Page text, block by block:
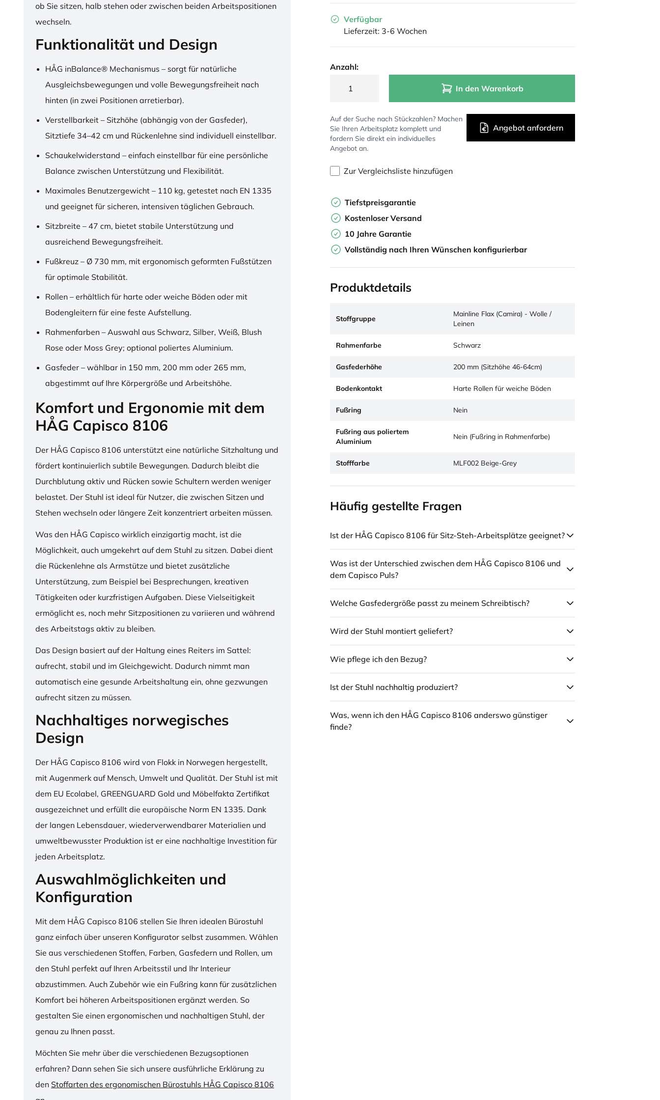
ob Sie sitzen, halb stehen oder zwischen beiden Arbeitspositionen
wechseln.
Funktionalität und Design
HÅG inBalance® Mechanismus – sorgt für natürliche
Ausgleichsbewegungen und volle Bewegungsfreiheit nach
hinten (in zwei Positionen arretierbar).
Verstellbarkeit – Sitzhöhe (abhängig von der Gasfeder),
Sitztiefe 34–42 cm und Rückenlehne sind individuell einstellbar.
Schaukelwiderstand – einfach einstellbar für eine persönliche
Balance zwischen Unterstützung und Flexibilität.
Maximales Benutzergewicht – 110 kg, getestet nach EN 1335
und geeignet für sicheren, intensiven täglichen Gebrauch.
Sitzbreite – 47 cm, bietet stabile Unterstützung und
ausreichend Bewegungsfreiheit.
Fußkreuz – Ø 730 mm, mit ergonomisch geformten Fußstützen
für optimale Stabilität.
Rollen – erhältlich für harte oder weiche Böden oder mit
Bodengleitern für eine feste Aufstellung.
Rahmenfarben – Auswahl aus Schwarz, Silber, Weiß, Blush
Rose oder Moss Grey; optional poliertes Aluminium.
Gasfeder – wählbar in 150 mm, 200 mm oder 265 mm,
abgestimmt auf Ihre Körpergröße und Arbeitshöhe.
Komfort und Ergonomie mit dem
HÅG Capisco 8106
Der HÅG Capisco 8106 unterstützt eine natürliche Sitzhaltung und
fördert kontinuierlich subtile Bewegungen. Dadurch bleibt die
Durchblutung aktiv und Rücken sowie Schultern werden weniger
belastet. Der Stuhl ist ideal für Nutzer, die zwischen Sitzen und
Stehen wechseln oder längere Zeit konzentriert arbeiten müssen.
Was den HÅG Capisco wirklich einzigartig macht, ist die
Möglichkeit, auch umgekehrt auf dem Stuhl zu sitzen. Dabei dient
die Rückenlehne als Armstütze und bietet zusätzliche
Unterstützung, zum Beispiel bei Besprechungen, kreativen
Tätigkeiten oder kurzfristigen Aufgaben. Diese Vielseitigkeit
ermöglicht es, noch mehr Sitzpositionen zu variieren und während
des Arbeitstags aktiv zu bleiben.
Das Design basiert auf der Haltung eines Reiters im Sattel:
aufrecht, stabil und im Gleichgewicht. Dadurch nimmt man
automatisch eine gesunde Arbeitshaltung ein, ohne gezwungen
aufrecht sitzen zu müssen.
Nachhaltiges norwegisches
Design
Der HÅG Capisco 8106 wird von Flokk in Norwegen hergestellt,
mit Augenmerk auf Mensch, Umwelt und Qualität. Der Stuhl ist mit
dem EU Ecolabel, GREENGUARD Gold und Möbelfakta Zertifikat
ausgezeichnet und erfüllt die europäische Norm EN 1335. Dank
der langen Lebensdauer, wiederverwendbarer Materialien und
umweltbewusster Produktion ist er eine nachhaltige Investition für
jeden Arbeitsplatz.
Auswahlmöglichkeiten und
Konfiguration
Mit dem HÅG Capisco 8106 stellen Sie Ihren idealen Bürostuhl
ganz einfach über unseren Konfigurator selbst zusammen. Wählen
Sie aus verschiedenen Stoffen, Farben, Gasfedern und Rollen, um
den Stuhl perfekt auf Ihren Arbeitsstil und Ihr Interieur
abzustimmen. Auch Zubehör wie ein Fußring kann für zusätzlichen
Komfort bei höheren Arbeitspositionen ergänzt werden. So
gestalten Sie einen ergonomischen und nachhaltigen Stuhl, der
genau zu Ihnen passt.
Möchten Sie mehr über die verschiedenen Bezugsoptionen
erfahren? Dann sehen Sie sich unsere ausführliche Erklärung zu
den Stoffarten des ergonomischen Bürostuhls HÅG Capisco 8106
Verfügbar
Lieferzeit: 3-6 Wochen
Anzahl:
In den Warenkorb
Auf der Suche nach Stückzahlen? Machen
Sie Ihren Arbeitsplatz komplett und
fordern Sie direkt ein individuelles
Angebot an.
Angebot anfordern
Zur Vergleichsliste hinzufügen
Tiefstpreisgarantie
Kostenloser Versand
10 Jahre Garantie
Vollständig nach Ihren Wünschen konfigurierbar
Produktdetails
Stoffgruppe
Mainline Flax (Camira) - Wolle /
Leinen
Rahmenfarbe Schwarz
Gasfederhöhe 200 mm (Sitzhöhe 46-64cm)
Bodenkontakt Harte Rollen für weiche Böden
Fußring Nein
Fußring aus poliertem
Aluminium
Nein (Fußring in Rahmenfarbe)
Stofffarbe MLF002 Beige-Grey
Häufig gestellte Fragen
Ist der HÅG Capisco 8106 für Sitz-Steh-Arbeitsplätze geeignet?
Was ist der Unterschied zwischen dem HÅG Capisco 8106 und
dem Capisco Puls?
Welche Gasfedergröße passt zu meinem Schreibtisch?
Wird der Stuhl montiert geliefert?
Wie pflege ich den Bezug?
Ist der Stuhl nachhaltig produziert?
Was, wenn ich den HÅG Capisco 8106 anderswo günstiger
finde?